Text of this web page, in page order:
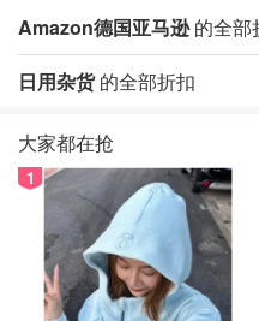
Amazon德国亚马逊的全部
日用杂货的全部折扣
大家都在抢
1